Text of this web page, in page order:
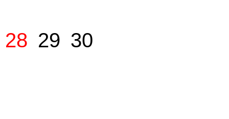
28 29 30